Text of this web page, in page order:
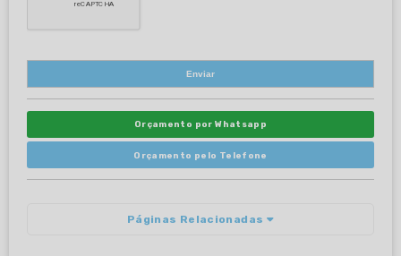
Orçamento por Whatsapp
Orçamento pelo Telefone
Páginas Relacionadas